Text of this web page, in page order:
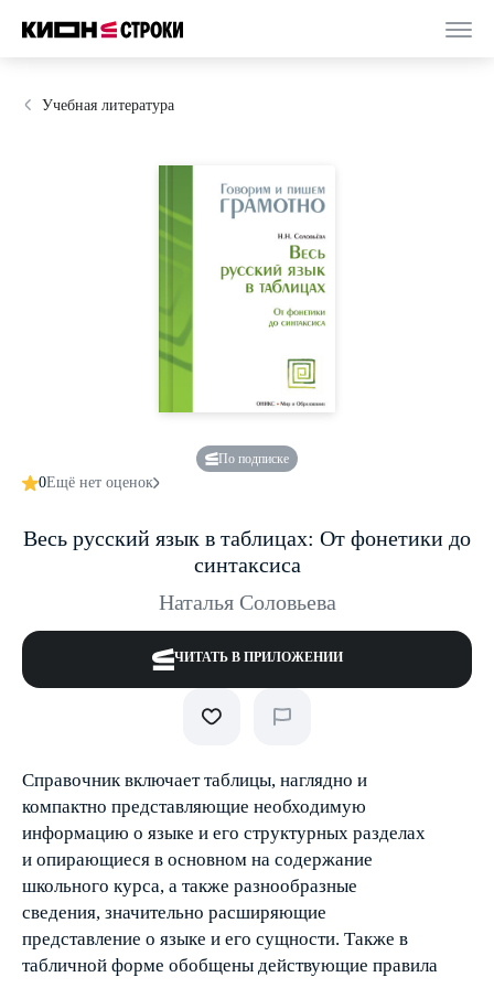
Учебная литература
По подписке
0Ещё нет оценок
Весь русский язык в таблицах: От фонетики до
синтаксиса
Наталья Соловьева
ЧИТАТЬ В ПРИЛОЖЕНИИ
Справочник включает таблицы, наглядно и
компактно представляющие необходимую
информацию о языке и его структурных разделах
и опирающиеся в основном на содержание
школьного курса, а также разнообразные
сведения, значительно расширяющие
представление о языке и его сущности. Также в
табличной форме обобщены действующие правила